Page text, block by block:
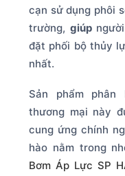
cạn sử dụng phôi
trường, giúpngười
đặt phối bộ thủy
nhất.
Sản phẩm phân
thương mại này
cung ứng chính
hào nằm trong
Bơm Áp Lực SP